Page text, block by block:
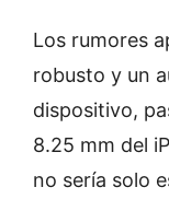
Los rumores
robusto y un
dispositivo,
8.25 mm del
no sería solo